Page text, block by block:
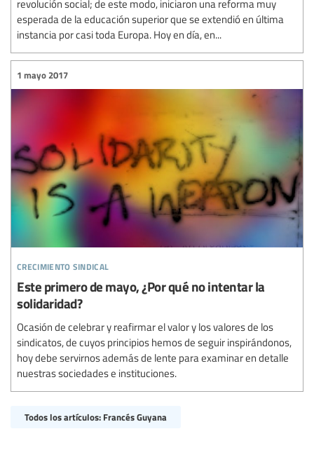
revolución social; de este modo, iniciaron una reforma muy
esperada de la educación superior que se extendió en última
instancia por casi toda Europa. Hoy en día, en...
crecimiento sindical
1 mayo 2017
Este primero de mayo, ¿Por qué no intentar la
solidaridad?
Ocasión de celebrar y reafirmar el valor y los valores de los
sindicatos, de cuyos principios hemos de seguir inspirándonos,
hoy debe servirnos además de lente para examinar en detalle
nuestras sociedades e instituciones.
Todos los artículos: Francés Guyana